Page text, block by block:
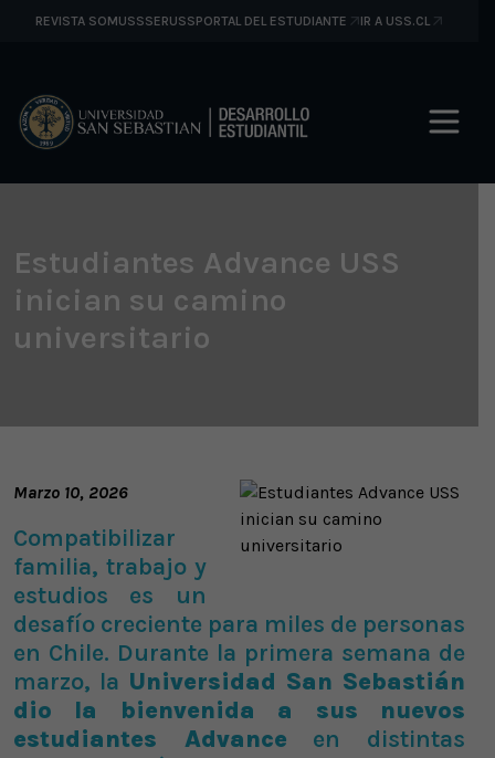
REVISTA SOMUSSSERUSSPORTAL DEL ESTUDIANTE IR A USS.CL
Estudiantes Advance USS
inician su camino
universitario
Marzo 10, 2026
Compatibilizar
familia, trabajo y
estudios es un
desafío creciente para miles de personas
en Chile. Durante la primera semana de
marzo, la Universidad San Sebastián
dio la bienvenida a sus nuevos
estudiantes Advance en distintas